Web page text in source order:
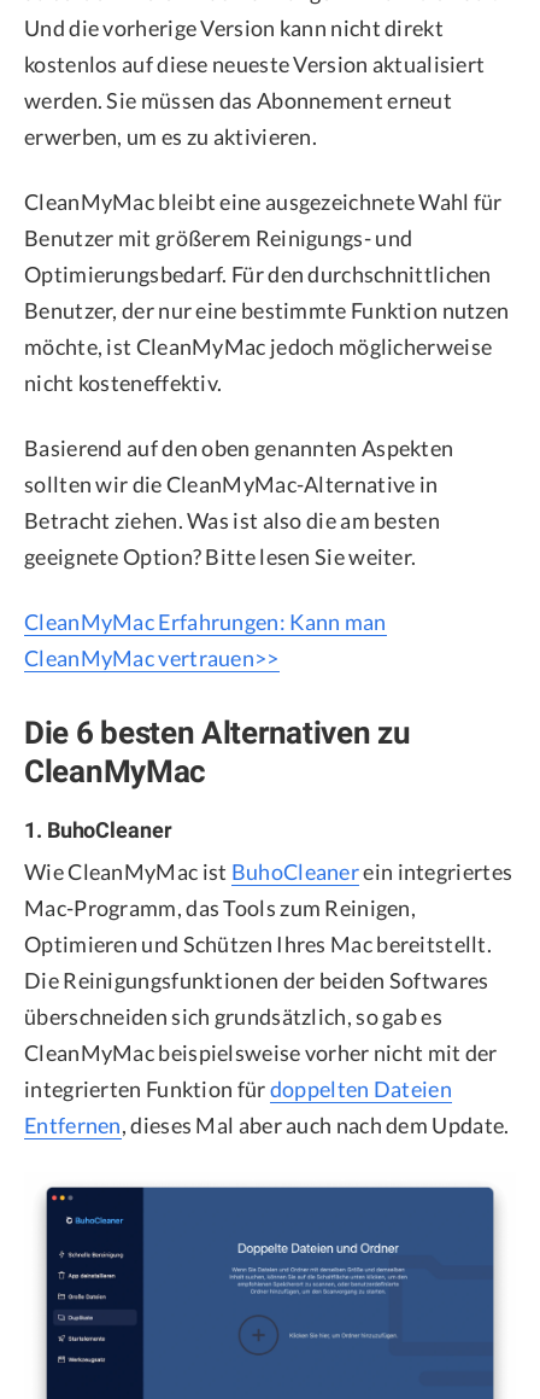
Und die vorherige Version kann nicht direkt
kostenlos auf diese neueste Version aktualisiert
werden. Sie müssen das Abonnement erneut
erwerben, um es zu aktivieren.
CleanMyMac bleibt eine ausgezeichnete Wahl für
Benutzer mit größerem Reinigungs- und
Optimierungsbedarf. Für den durchschnittlichen
Benutzer, der nur eine bestimmte Funktion nutzen
möchte, ist CleanMyMac jedoch möglicherweise
nicht kosteneffektiv.
Basierend auf den oben genannten Aspekten
sollten wir die CleanMyMac-Alternative in
Betracht ziehen. Was ist also die am besten
geeignete Option? Bitte lesen Sie weiter.
CleanMyMac Erfahrungen: Kann man
CleanMyMac vertrauen>>
Die 6 besten Alternativen zu
CleanMyMac
1. BuhoCleaner
Wie CleanMyMac ist BuhoCleanerein integriertes
Mac-Programm, das Tools zum Reinigen,
Optimieren und Schützen Ihres Mac bereitstellt.
Die Reinigungsfunktionen der beiden Softwares
überschneiden sich grundsätzlich, so gab es
CleanMyMac beispielsweise vorher nicht mit der
integrierten Funktion fürdoppelten Dateien
Entfernen, dieses Mal aber auch nach dem Update.